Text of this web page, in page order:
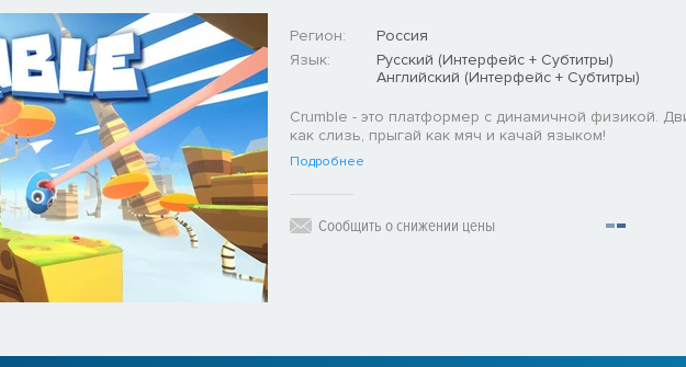
Регион:
Россия
Язык:
Русский (Интерфейс + Субтитры)
Английский (Интерфейс + Субтитры)
Crumble - это платформер с динамичной физикой.
как слизь, прыгай как мяч и качай языком!
Подробнее
Сообщить о снижении цены